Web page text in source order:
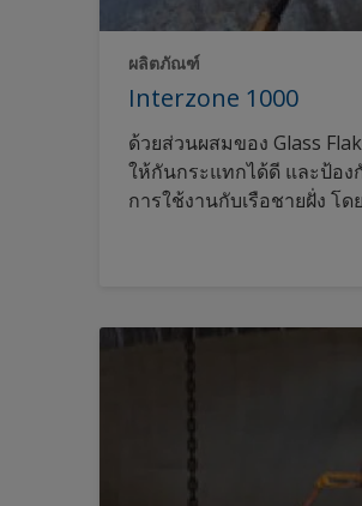
ผลิตภัณฑ์
Interzone 1000
ด้วยส่วนผสมของ Glass
ให้กันกระแทกได้ดี และป้อ
การใช้งานกับเรือชายฝั่ง โ